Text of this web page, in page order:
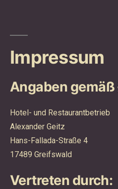
Impressum
Angaben gemäß
Hotel- und Restaurantbetrieb
Alexander Geitz
Hans-Fallada-Straße 4
17489 Greifswald
Vertreten durch: